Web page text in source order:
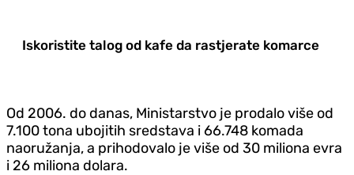
Iskoristite talog od kafe da rastjerate komarce
Od 2006. do danas, Ministarstvo je prodalo više od
7.100 tona ubojitih sredstava i 66.748 komada
naoružanja, a prihodovalo je više od 30 miliona evra
i 26 miliona dolara.